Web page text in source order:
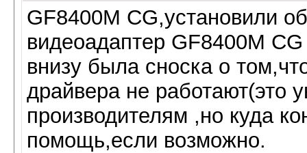
GF8400M СG,установили
видеоадаптер GF8400M
внизу была сноска о
драйвера не работают(это
производителям ,но куда
помощь,если возможно.